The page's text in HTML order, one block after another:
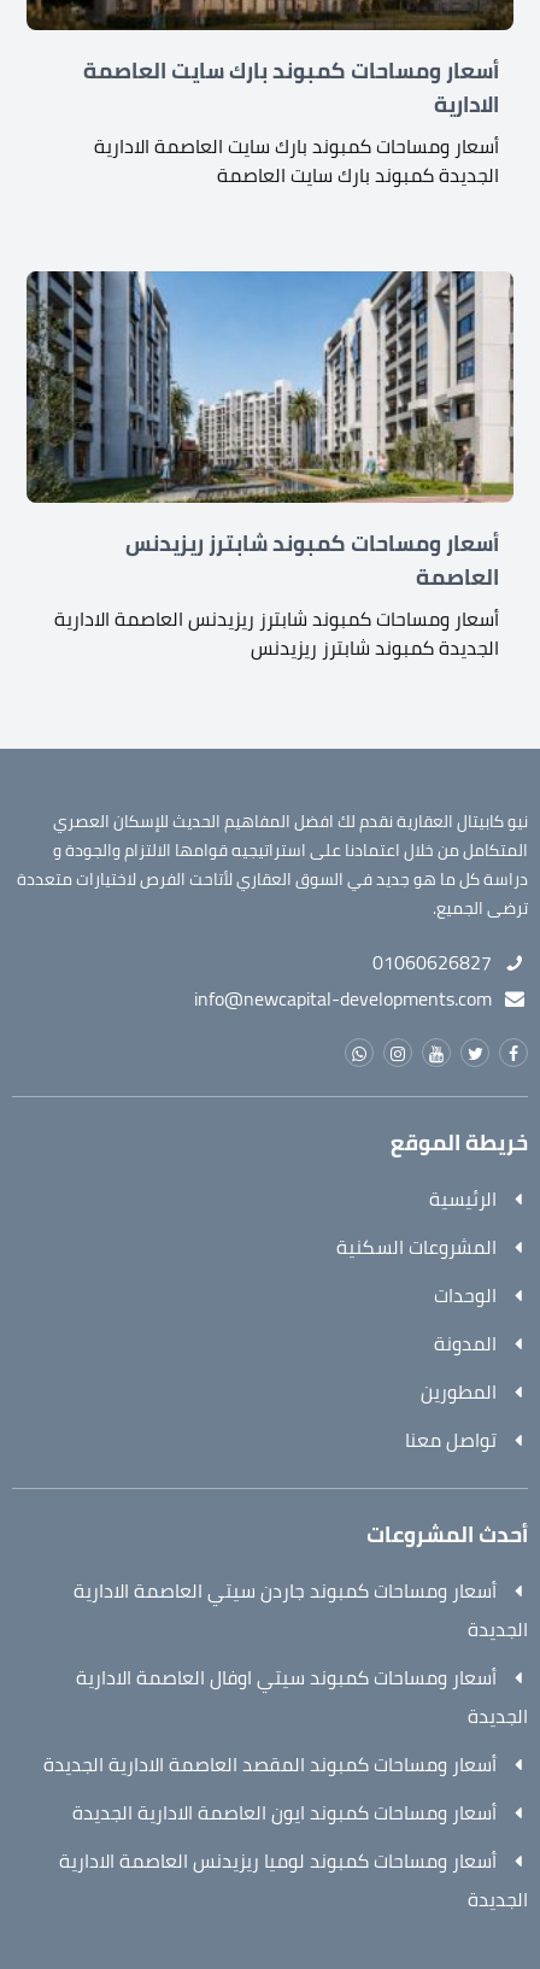
أسعار ومساحات كمبوند بارك سايت العاصمة
الادارية
أسعار ومساحات كمبوند بارك سايت العاصمة الادارية
الجديدة كمبوند بارك سايت العاصمة
أسعار ومساحات كمبوند شابترز ريزيدنس
العاصمة
أسعار ومساحات كمبوند شابترز ريزيدنس العاصمة الادارية
الجديدة كمبوند شابترز ريزيدنس
نيو كابيتال العقارية نقدم لك افضل المفاهيم الحديث للإسكان العصري
المتكامل من خلال اعتمادنا على استراتيجيه قوامها الالتزام والجودة و
دراسة كل ما هو جديد في السوق العقاري لأتاحت الفرص لاختيارات متعددة
ترضى الجميع.
01060626827
info@newcapital-developments.com
خريطة الموقع
الرئيسية
المشروعات السكنية
الوحدات
المدونة
المطورين
تواصل معنا
أحدث المشروعات
أسعار ومساحات كمبوند جاردن سيتي العاصمة الادارية
الجديدة
أسعار ومساحات كمبوند سيتي اوفال العاصمة الادارية
الجديدة
أسعار ومساحات كمبوند المقصد العاصمة الادارية الجديدة
أسعار ومساحات كمبوند ايون العاصمة الادارية الجديدة
أسعار ومساحات كمبوند لوميا ريزيدنس العاصمة الادارية
الجديدة